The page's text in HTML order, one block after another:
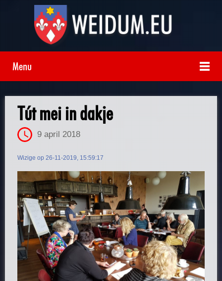
Menu
Tút mei in dakje
9 april 2018
Wizige op 26-11-2019, 15:59:17